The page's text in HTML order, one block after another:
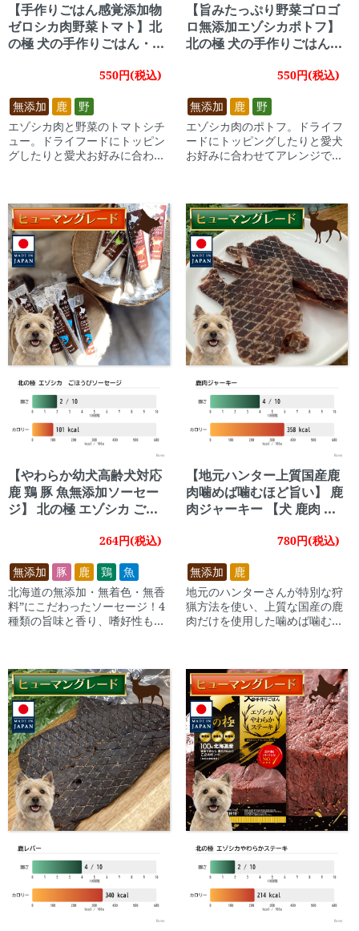
【手作りごはん感覚添加物
ゼロシカ肉野菜トマト】北
の極 犬の手作りごはん・野
ー(鹿肉使用)【犬 手作りご
はん 鹿肉 トマト シチュー
無添加】
550円(税込)
無添加 鹿
野
エゾシカ肉と野菜のトマトシチ
ュー。ドライフードにトッピン
グしたりと愛犬お好みに合わせ
【旨みたっぷり野菜ゴロゴ
ロ無添加エゾシカポトフ】
北の極 犬の手作りごはん・
のポトフ(鹿肉使用)【犬 手
作りごはん 鹿肉 ポトフ 無
添加 トッピング】
550円(税込)
無添加 鹿
野
エゾシカ肉のポトフ。ドライフ
ードにトッピングしたりと愛犬
お好みに合わせてアレンジでき
【やわらか幼犬高齢犬対応
鹿 鶏 豚 魚無添加ソーセー
ジ】 北の極 エゾシカ ごほ
ージ 鹿 鶏 豚 魚 幼犬 高齢犬
無添加】
264円(税込)
無添加 豚 鹿 鶏
魚
北海道の無添加・無着色・無香
料”にこだわったソーセージ！4
種類の旨味と香り、嗜好性もバ
【地元ハンター上質国産鹿
肉噛めば噛むほど旨い】 鹿
肉ジャーキー 【犬 鹿肉 ジ
780円(税込)
無添加
鹿
地元のハンターさんが特別な狩
猟方法を使い、上質な国産の鹿
肉だけを使用した噛めば噛むほ